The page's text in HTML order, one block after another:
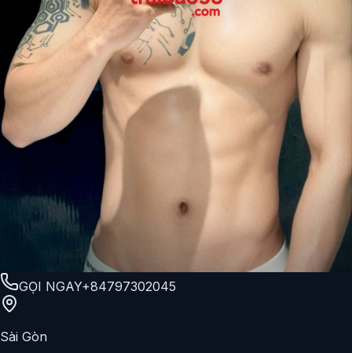
GỌI NGAY+84797302045
Sài Gòn